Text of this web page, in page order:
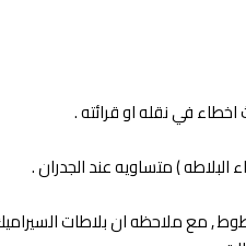
في نقله او قرائته .
) متساويه عند الجدران .
حتي لا تضيع استقامة الخطوط , مع ملاحظه ان